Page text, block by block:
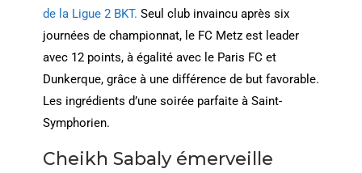
de la Ligue 2 BKT. Seul club invaincu après six
journées de championnat, le FC Metz est leader
avec 12 points, à égalité avec le Paris FC et
Dunkerque, grâce à une différence de but favorable.
Les ingrédients d’une soirée parfaite à Saint-
Symphorien.
Cheikh Sabaly émerveille